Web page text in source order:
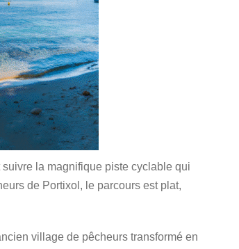
la magnifique piste cyclable qui
de Portixol, le parcours est plat,
village de pêcheurs transformé en